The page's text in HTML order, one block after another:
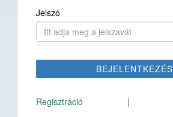
Jelszó
BEJELENTKEZÉS
Regisztráció |